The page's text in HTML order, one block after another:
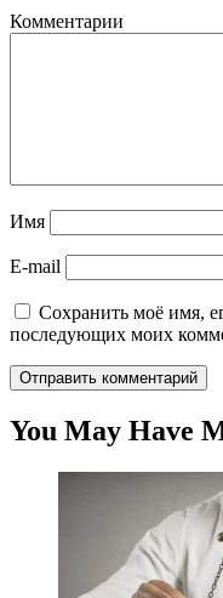
Комментарии
Имя
E-mail
Сохранить моё имя,
последующих моих
You May Have